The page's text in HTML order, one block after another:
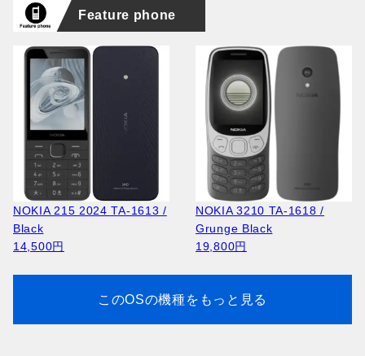
Feature phone
NOKIA 215 2024 TA-1613 /
Black
14,500円
NOKIA 3210 TA-1618 /
Grunge Black
19,800円
このOSの機種をもっと見る